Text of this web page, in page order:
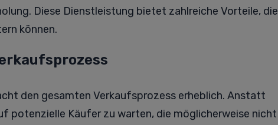
Diese Dienstleistung bietet zahlreiche Vorteile, die
können.
den gesamten Verkaufsprozess erheblich. Anstatt
potenzielle Käufer zu warten, die möglicherweise nicht